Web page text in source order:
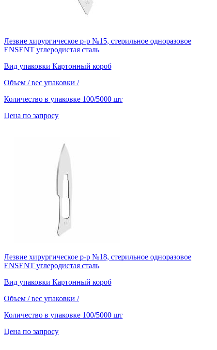
Лезвие хирургическое р-р №15, стерильное одноразовое
ENSENT углеродистая сталь
Вид упаковки Картонный короб
Объем / вес упаковки /
Количество в упаковке 100/5000 шт
Цена по запросу
Лезвие хирургическое р-р №18, стерильное одноразовое
ENSENT углеродистая сталь
Вид упаковки Картонный короб
Объем / вес упаковки /
Количество в упаковке 100/5000 шт
Цена по запросу